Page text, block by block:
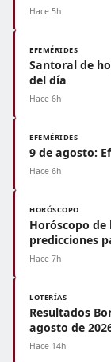
Hace 5h
EFEMÉRIDES
Santoral de
del día
Hace 6h
EFEMÉRIDES
9 de agosto:
Hace 6h
HORÓSCOPO
Horóscopo de
predicciones
Hace 7h
LOTERÍAS
Resultados
agosto de
Hace 14h